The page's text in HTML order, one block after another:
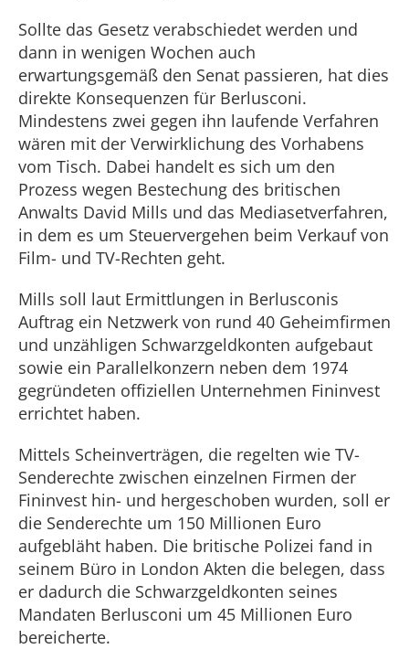
Sollte das Gesetz verabschiedet werden und
dann in wenigen Wochen auch
erwartungsgemäß den Senat passieren, hat dies
direkte Konsequenzen für Berlusconi.
Mindestens zwei gegen ihn laufende Verfahren
wären mit der Verwirklichung des Vorhabens
vom Tisch. Dabei handelt es sich um den
Prozess wegen Bestechung des britischen
Anwalts David Mills und das Mediasetverfahren,
in dem es um Steuervergehen beim Verkauf von
Film- und TV-Rechten geht.
Mills soll laut Ermittlungen in Berlusconis
Auftrag ein Netzwerk von rund 40 Geheimfirmen
und unzähligen Schwarzgeldkonten aufgebaut
sowie ein Parallelkonzern neben dem 1974
gegründeten offiziellen Unternehmen Fininvest
errichtet haben.
Mittels Scheinverträgen, die regelten wie TV-
Senderechte zwischen einzelnen Firmen der
Fininvest hin- und hergeschoben wurden, soll er
die Senderechte um 150 Millionen Euro
aufgebläht haben. Die britische Polizei fand in
seinem Büro in London Akten die belegen, dass
er dadurch die Schwarzgeldkonten seines
Mandaten Berlusconi um 45 Millionen Euro
bereicherte.